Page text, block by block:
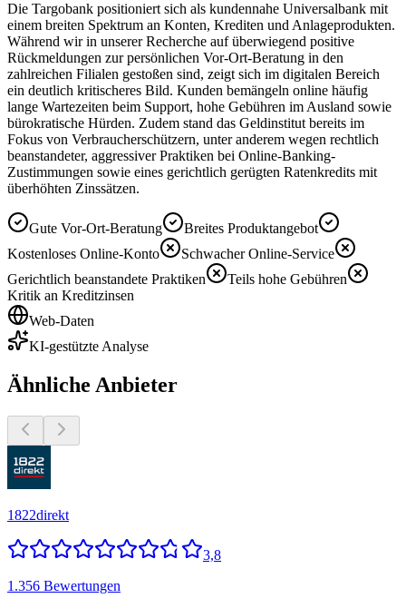
Die Targobank positioniert sich als kundennahe Universalbank mit
einem breiten Spektrum an Konten, Krediten und Anlageprodukten.
Während wir in unserer Recherche auf überwiegend positive
Rückmeldungen zur persönlichen Vor-Ort-Beratung in den
zahlreichen Filialen gestoßen sind, zeigt sich im digitalen Bereich
ein deutlich kritischeres Bild. Kunden bemängeln online häufig
lange Wartezeiten beim Support, hohe Gebühren im Ausland sowie
bürokratische Hürden. Zudem stand das Geldinstitut bereits im
Fokus von Verbraucherschützern, unter anderem wegen rechtlich
beanstandeter, aggressiver Praktiken bei Online-Banking-
Zustimmungen sowie eines gerichtlich gerügten Ratenkredits mit
überhöhten Zinssätzen.
Gute Vor-Ort-Beratung
Breites Produktangebot
Kostenloses Online-Konto
Schwacher Online-Service
Gerichtlich beanstandete Praktiken
Teils hohe Gebühren
Kritik an Kreditzinsen
Web-Daten
KI-gestützte Analyse
Ähnliche Anbieter
1822direkt
3,8
1.356 Bewertungen